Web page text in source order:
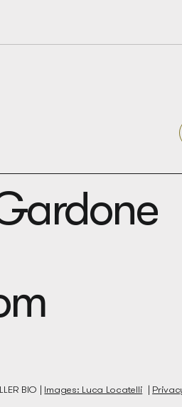
BIO | Images: Luca Locatelli |